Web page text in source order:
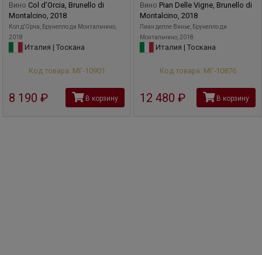
Вино Col d’Orcia, Brunello di
Montalcino, 2018
Кол д'Орча, Брунелло ди Монтальчино,
2018
Италия | Тоскана
Код товара: МГ-10901
8 190 руб В корзину
Вино Pian Delle Vigne, Brunello di
Montalcino, 2018
Пиан делле Винье, Брунелло ди
Монтальчино, 2018
Италия | Тоскана
Код товара: МГ-10876
12 480 руб В корзину